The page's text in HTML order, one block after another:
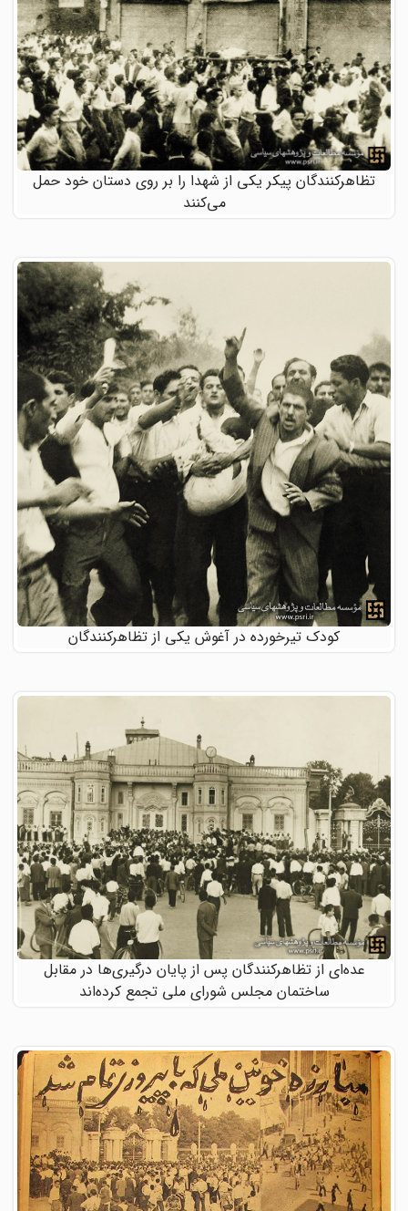
تظاهرکنندگان پیکر یکی از شهدا را بر روی دستان خود حمل
می‌کنند
کودک تیرخورده در آغوش یکی از تظاهرکنندگان
عده‌ای از تظاهرکنندگان پس از پایان درگیری‌ها در مقابل
ساختمان مجلس شورای ملی تجمع کرده‌اند